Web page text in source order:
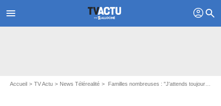
menu profil search
Accueil TV Actu News Télérealité Familles nombreuses : "J'attends toujours sans savoir", une candidate en colère contre l'émission